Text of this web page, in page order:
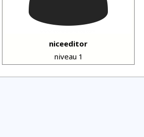
niceeditor
niveau 1